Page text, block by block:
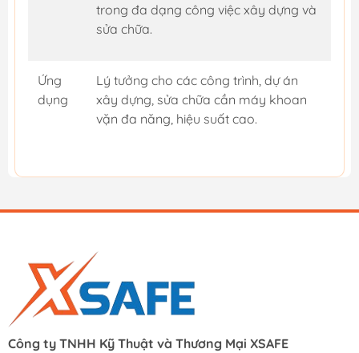
trong đa dạng công việc xây dựng và
sửa chữa.
Ứng
dụng
Lý tưởng cho các công trình, dự án
xây dựng, sửa chữa cần máy khoan
vặn đa năng, hiệu suất cao.
Công ty TNHH Kỹ Thuật và Thương Mại XSAFE